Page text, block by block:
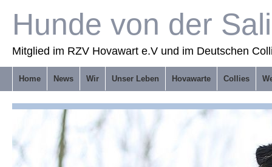
Hunde von der
Mitglied im RZV Hovawart e.V und im Deutschen
Home News Wir Unser Leben Hovawarte Collies